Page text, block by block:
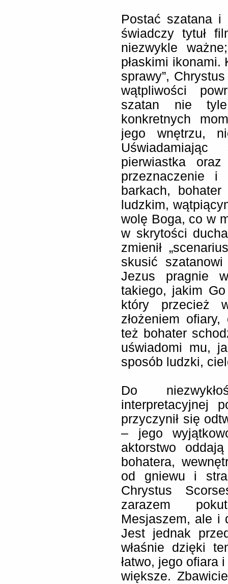
Postać szatana i
świadczy tytuł
niezwykle
płaskimi ikonami.
sprawy”,
wątpliwości
szatan nie
konkretnych
jego wnętrzu,
pierwiastka
przeznaczenie i
barkach,
ludzkim,
wolę Boga, co w
w skrytości
zmienił
skusić
Jezus pragnie
takiego, jakim
który przecież
złożeniem
też bohater
uświadomi mu,
sposób ludzki,
Do
interpretacyjnej
przyczynił się
– jego
aktorstwo
bohatera,
od gniewu i
Chrystus
zarazem
Mesjaszem, ale i
Jest jednak
właśnie dzięki
łatwo, jego ofiara
większe.